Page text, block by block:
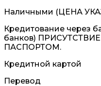
Наличными (ЦЕНА
Кредитование через
банков)
ПАСПОРТОМ.
Кредитной картой
Перевод